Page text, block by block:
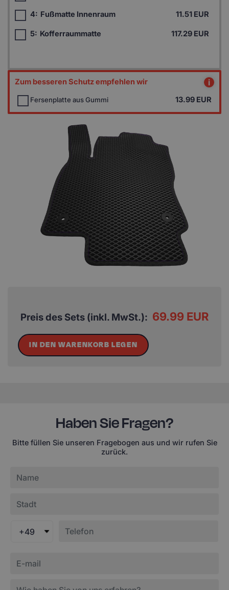
4: Fußmatte Innenraum 11.51 EUR
5: Kofferraummatte 117.29 EUR
Zum besseren Schutz empfehlen wir i
Fersenplatte aus Gummi 13.99 EUR
Preis des Sets (inkl. MwSt.): 69.99 EUR
IN DEN WARENKORB LEGEN
Haben Sie Fragen?
Bitte füllen Sie unseren Fragebogen aus und wir rufen Sie
zurück.
+49